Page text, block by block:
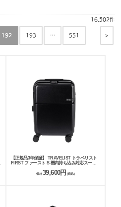
16,502件
>
192 193 … 551
【正規品3年保証】 TRAVELIST トラベリスト
FIRST ファースト S 機内持ち込み対応スーツ
価格39,600円 (税込)